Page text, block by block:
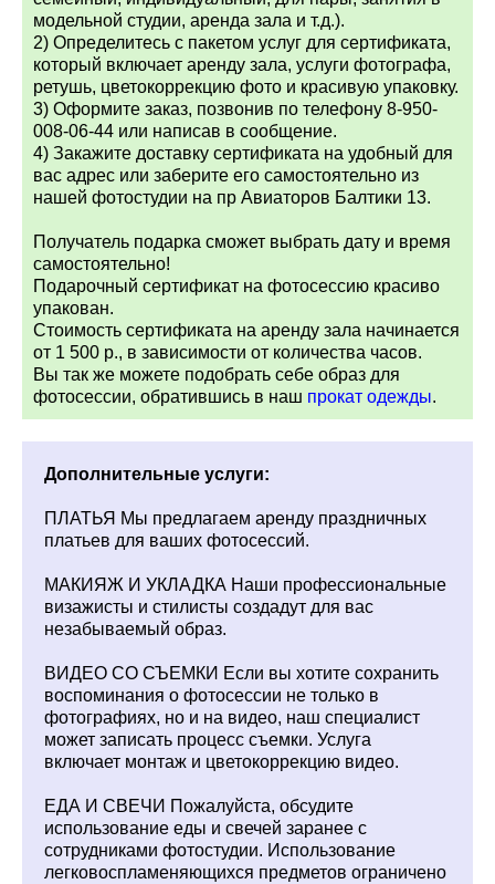
модельной студии, аренда зала и т.д.).
2) Определитесь с пакетом услуг для сертификата,
который включает аренду зала, услуги фотографа,
ретушь, цветокоррекцию фото и красивую упаковку.
3) Оформите заказ, позвонив по телефону 8-950-
008-06-44 или написав в сообщение.
4) Закажите доставку сертификата на удобный для
вас адрес или заберите его самостоятельно из
нашей фотостудии на пр Авиаторов Балтики 13.
Получатель подарка сможет выбрать дату и время
самостоятельно!
Подарочный сертификат на фотосессию красиво
упакован.
Стоимость сертификата на аренду зала начинается
от 1 500 р., в зависимости от количества часов.
Вы так же можете подобрать себе образ для
фотосессии, обратившись в наш прокат одежды.
Дополнительные услуги:
ПЛАТЬЯ Мы предлагаем аренду праздничных
платьев для ваших фотосессий.
МАКИЯЖ И УКЛАДКА Наши профессиональные
визажисты и стилисты создадут для вас
незабываемый образ.
ВИДЕО СО СЪЕМКИ Если вы хотите сохранить
воспоминания о фотосессии не только в
фотографиях, но и на видео, наш специалист
может записать процесс съемки. Услуга
включает монтаж и цветокоррекцию видео.
ЕДА И СВЕЧИ Пожалуйста, обсудите
использование еды и свечей заранее с
сотрудниками фотостудии. Использование
легковоспламеняющихся предметов ограничено